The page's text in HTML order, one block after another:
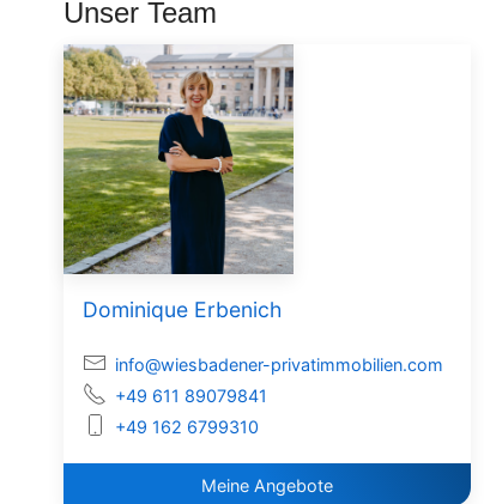
Unser Team
Dominique Erbenich
info@wiesbadener-privatimmobilien.com
+49 611 89079841
+49 162 6799310
Meine Angebote